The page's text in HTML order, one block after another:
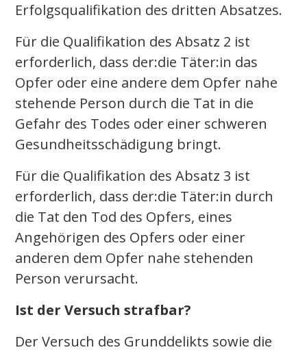
Erfolgsqualifikation des dritten Absatzes.
Für die Qualifikation des Absatz 2 ist
erforderlich, dass der:die Täter:in das
Opfer oder eine andere dem Opfer nahe
stehende Person durch die Tat in die
Gefahr des Todes oder einer schweren
Gesundheitsschädigung bringt.
Für die Qualifikation des Absatz 3 ist
erforderlich, dass der:die Täter:in durch
die Tat den Tod des Opfers, eines
Angehörigen des Opfers oder einer
anderen dem Opfer nahe stehenden
Person verursacht.
Ist der Versuch strafbar?
Der Versuch des Grunddelikts sowie die